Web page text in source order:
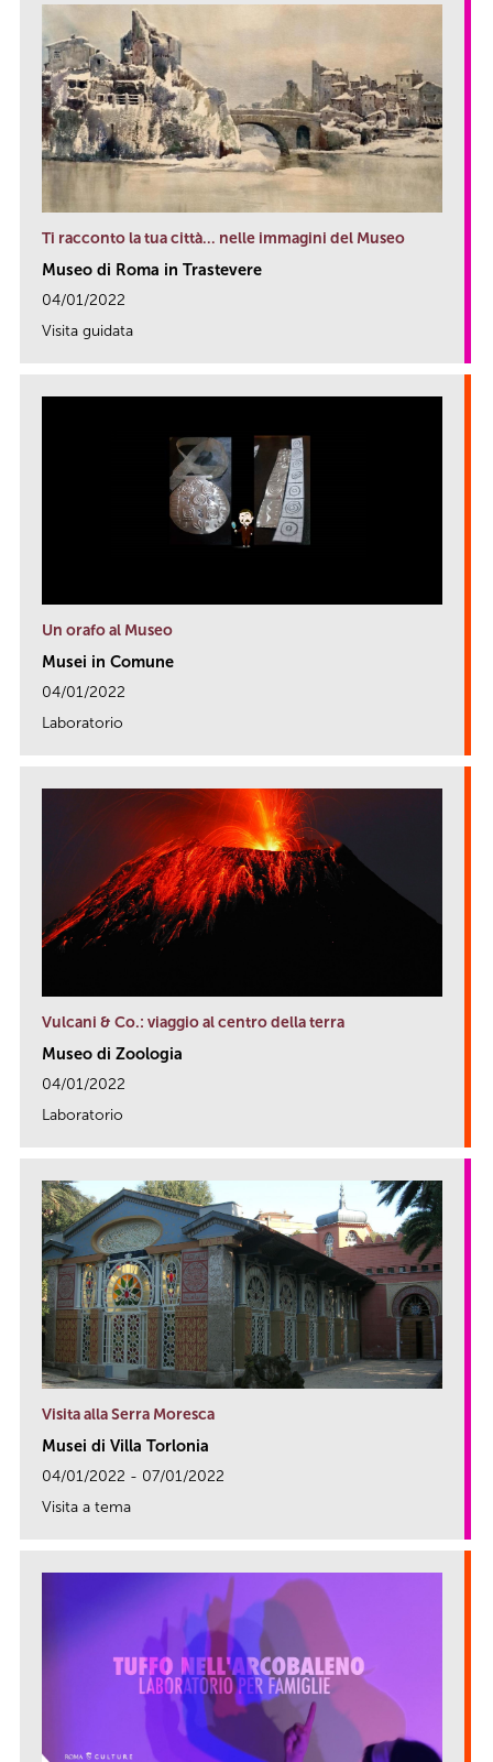
Ti racconto la tua città… nelle immagini del Museo
Museo di Roma in Trastevere
04/01/2022
Visita guidata
Un orafo al Museo
Musei in Comune
04/01/2022
Laboratorio
Vulcani & Co.: viaggio al centro della terra
Museo di Zoologia
04/01/2022
Laboratorio
Visita alla Serra Moresca
Musei di Villa Torlonia
04/01/2022 - 07/01/2022
Visita a tema